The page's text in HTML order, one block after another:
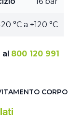
°C a +120 °C
al 800 120 991
CORPO